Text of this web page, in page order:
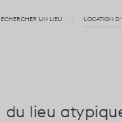
UN LIEU LOCATION
du lieu